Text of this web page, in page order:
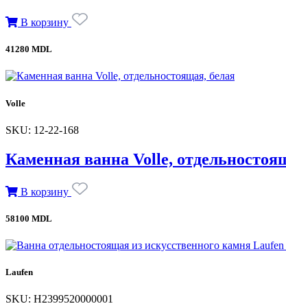
В корзину
41280 MDL
Volle
SKU: 12-22-168
Каменная ванна Volle,
В корзину
58100 MDL
Laufen
SKU: H2399520000001